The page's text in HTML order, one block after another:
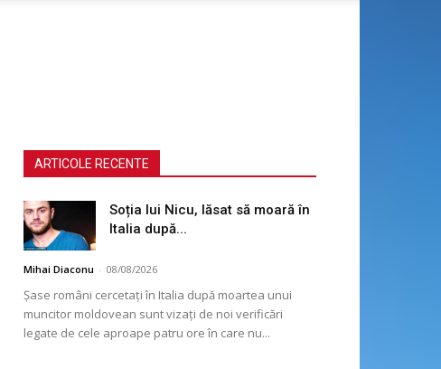
ARTICOLE RECENTE
Soția lui Nicu, lăsat să moară în
Italia după...
Mihai Diaconu - 08/08/2026
Șase români cercetați în Italia după moartea unui
muncitor moldovean sunt vizați de noi verificări
legate de cele aproape patru ore în care nu...